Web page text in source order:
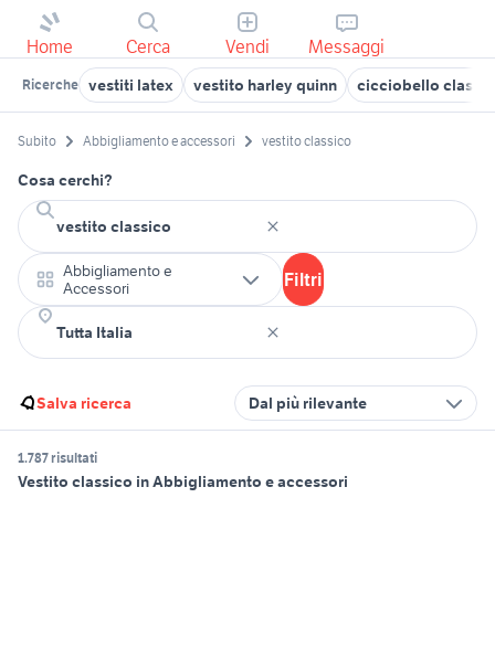
Home Cerca Vendi Messaggi
Ricerche vestiti latex vestito harley quinn cicciobello
Subito Abbigliamento e accessori vestito classico
Cosa cerchi?
Abbigliamento e
Accessori
Filtri
Salva ricerca Dal più rilevante
1.787 risultati
Vestito classico in Abbigliamento e accessori